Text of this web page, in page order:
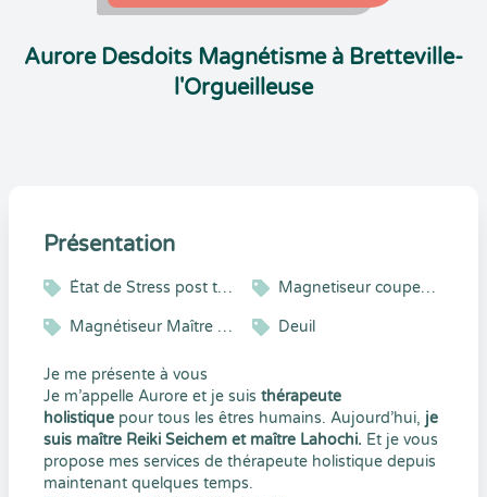
Aurore Desdoits Magnétisme à Bretteville-
l'Orgueilleuse
Présentation
État de Stress post traumatique Magnetiseur coupeur de feu
Magnétiseur Maître Thérapeute Reiki Deuil
Je me présente à vous
Je m’appelle Aurore et je suis thérapeute
holistique pour tous les êtres humains. Aujourd’hui, je
suis maître Reiki Seichem et maître Lahochi. Et je vous
propose mes services de thérapeute holistique depuis
maintenant quelques temps.